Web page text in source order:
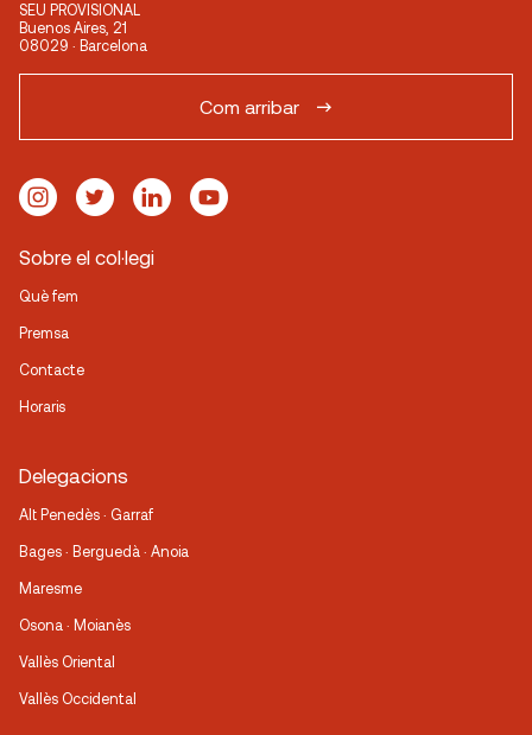
SEU PROVISIONAL
Buenos Aires, 21
08029 · Barcelona
Com arribar
Sobre el col·legi
Què fem
Premsa
Contacte
Horaris
Delegacions
Alt Penedès · Garraf
Bages · Berguedà · Anoia
Maresme
Osona · Moianès
Vallès Oriental
Vallès Occidental